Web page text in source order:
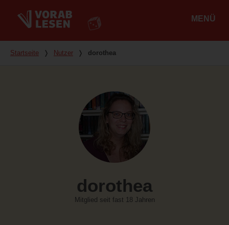
MENÜ
Du bist hier
Startseite ❭ Nutzer ❭ dorothea
dorothea
Mitglied seit fast 18 Jahren